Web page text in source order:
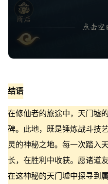
结语
在修仙者的旅途中，天门墟
碑。此地，既是锤炼战斗技
灵的神秘之地。每一次踏入
长，在胜利中收获。愿诸道
在这神秘的天门墟中探寻到